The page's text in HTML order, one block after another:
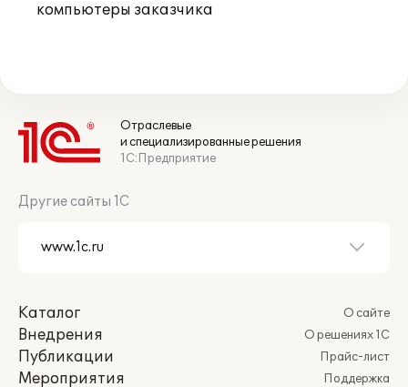
компьютеры заказчика
Отраслевые
и специализированные решения
1С:Предприятие
Другие сайты 1С
Каталог
Внедрения
Публикации
Мероприятия
О сайте
О решениях 1С
Прайс-лист
Поддержка